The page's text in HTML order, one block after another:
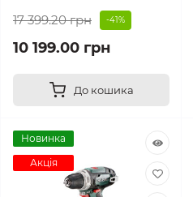
17 399.20 грн -41%
10 199.00 грн
До кошика
Новинка
Акція